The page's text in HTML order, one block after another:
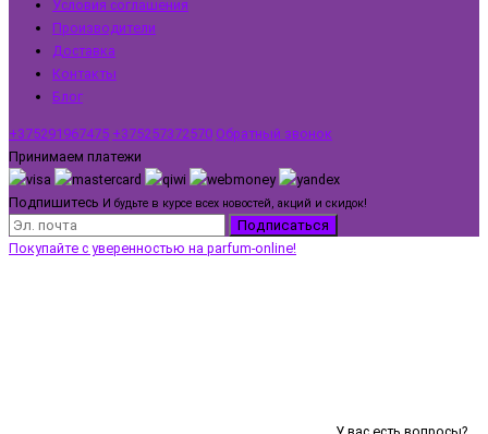
Условия соглашения
Производители
Доставка
Контакты
Блог
+375291967475 +375257372570 Обратный звонок
Принимаем платежи
Подпишитесь И будьте в курсе всех новостей, акций и скидок!
Подписаться
Покупайте с уверенностью на parfum-online!